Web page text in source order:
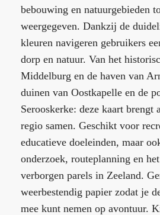
bebouwing en natuurgebieden
weergegeven. Dankzij de
kleuren navigeren gebruikers
dorp en natuur. Van het
Middelburg en de haven van
duinen van Oostkapelle en de
Serooskerke: deze kaart brengt
regio samen. Geschikt voor
educatieve doeleinden, maar
onderzoek, routeplanning en
verborgen parels in Zeeland.
weerbestendig papier zodat je
mee kunt nemen op avontuur.